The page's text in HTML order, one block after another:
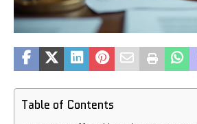
Table of Contents